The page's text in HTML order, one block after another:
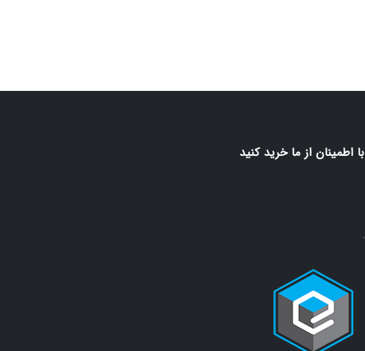
با اطمينان از ما خريد كنيد